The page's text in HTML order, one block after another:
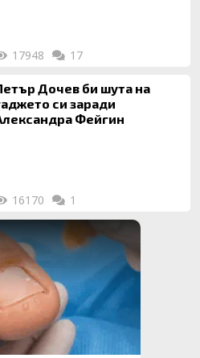
17948 17
Дочев би шута на
си заради
Фейгин
16170 1